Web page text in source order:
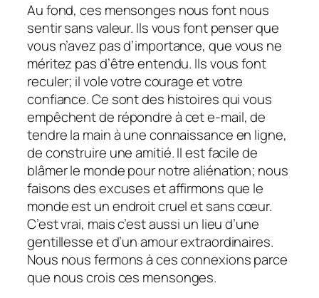
Au fond, ces mensonges nous font nous
sentir sans valeur. Ils vous font penser que
vous n’avez pas d’importance, que vous ne
méritez pas d’être entendu. Ils vous font
reculer; il vole votre courage et votre
confiance. Ce sont des histoires qui vous
empêchent de répondre à cet e-mail, de
tendre la main à une connaissance en ligne,
de construire une amitié. Il est facile de
blâmer le monde pour notre aliénation; nous
faisons des excuses et affirmons que le
monde est un endroit cruel et sans cœur.
C’est vrai, mais c’est aussi un lieu d’une
gentillesse et d’un amour extraordinaires.
Nous nous fermons à ces connexions parce
que nouscrois ces mensonges.